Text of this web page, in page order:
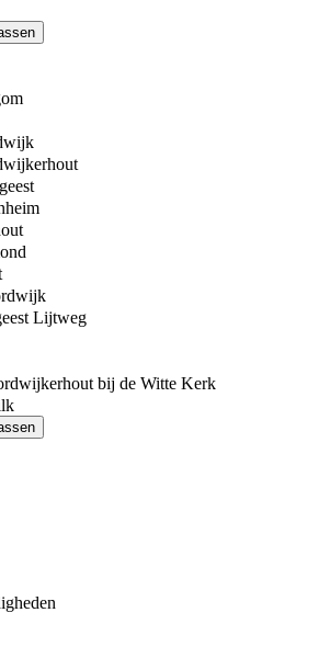
Lijtweg
bij de Witte Kerk